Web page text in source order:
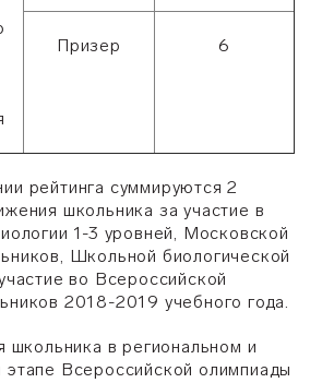
Призер 6
рейтинга суммируются 2
школьника за участие в
1-3 уровней, Московской
Школьной биологической
во Всероссийской
2018-2019 учебного года.
школьника в региональном и
Всероссийской олимпиады